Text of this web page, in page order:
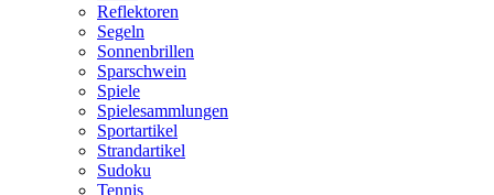
Reflektoren
Segeln
Sonnenbrillen
Sparschwein
Spiele
Spielesammlungen
Sportartikel
Strandartikel
Sudoku
Tennis